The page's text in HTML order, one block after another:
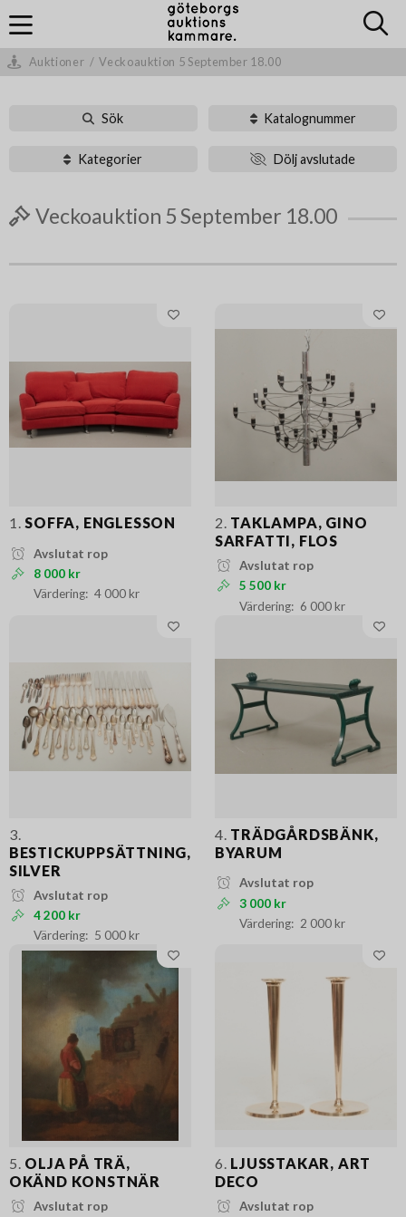
Auktioner / Veckoauktion 5 September 18.00
Sök Katalognummer
Kategorier Dölj avslutade
Veckoauktion 5 September 18.00
1. SOFFA, ENGLESSON
Avslutat rop
8 000 kr
4 000 kr
2. TAKLAMPA, GINO
SARFATTI, FLOS
Avslutat rop
5 500 kr
6 000 kr
3.
BESTICKUPPSÄTTNING,
SILVER
Avslutat rop
4 200 kr
5 000 kr
4. TRÄDGÅRDSBÄNK,
BYARUM
Avslutat rop
3 000 kr
2 000 kr
5. OLJA PÅ TRÄ,
OKÄND KONSTNÄR
Avslutat rop
6. LJUSSTAKAR, ART
DECO
Avslutat rop